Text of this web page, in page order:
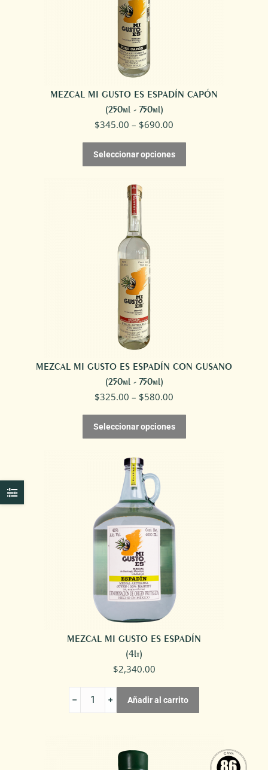
MEZCAL MI GUSTO ES ESPADÍN CAPÓN
(250ml - 750ml)
$345.00 – $690.00
Seleccionar opciones
MEZCAL MI GUSTO ES ESPADÍN CON GUSANO
(250ml - 750ml)
$325.00 – $580.00
Seleccionar opciones
MEZCAL MI GUSTO ES ESPADÍN
(4lt)
$2,340.00
MI
GUSTO
Añadir al carrito